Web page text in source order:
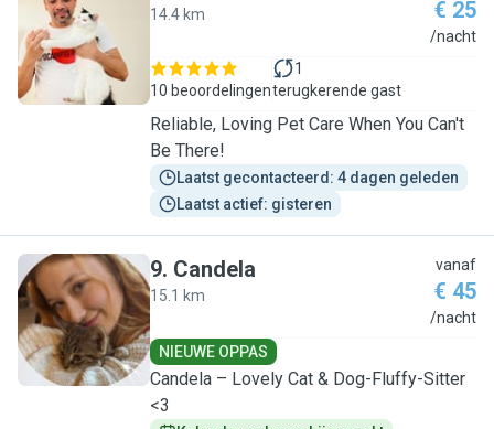
F
14.4 km € 25
/nacht
10 beoordelingen
1
terugkerende gast
Reliable, Loving Pet Care When You Can't
Be There!
Laatst gecontacteerd: 4 dagen geleden
Laatst actief: gisteren
C
9. Candela
15.1 km
vanaf
€ 45
/nacht
NIEUWE OPPAS
Candela – Lovely Cat & Dog-Fluffy-Sitter
<3